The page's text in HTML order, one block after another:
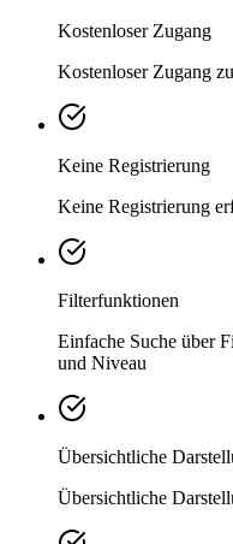
Kostenloser Zugang
Kostenloser Zugang
Keine Registrierung
Keine Registrierung
Filterfunktionen
Einfache Suche über
und Niveau
Übersichtliche
Übersichtliche